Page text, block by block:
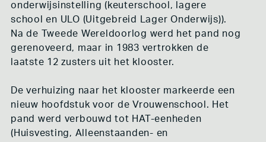
LISTENING PLAYLIST
DEEL JE KENNIS
INSPIRATIE BLOG
onderwijsinstelling (keuterschool, lagere
school en ULO (Uitgebreid Lager Onderwijs)).
Na de Tweede Wereldoorlog werd het pand nog
gerenoveerd, maar in 1983 vertrokken de
laatste 12 zusters uit het klooster.
De verhuizing naar het klooster markeerde een
nieuw hoofdstuk voor de Vrouwenschool. Het
pand werd verbouwd tot HAT-eenheden
(Huisvesting, Alleenstaanden- en